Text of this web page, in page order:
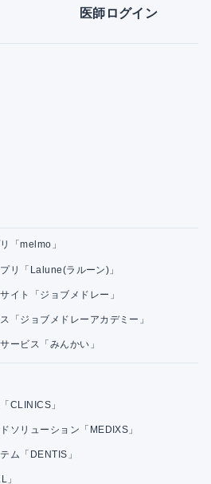
医師ログイン
「melmo」
リ「Lalune(ラルーン)」
イト「ジョブメドレー」
「ジョブメドレーアカデミー」
ービス「みんかい」
CLINICS」
ソリューション「MEDIXS」
ム「DENTIS」
」